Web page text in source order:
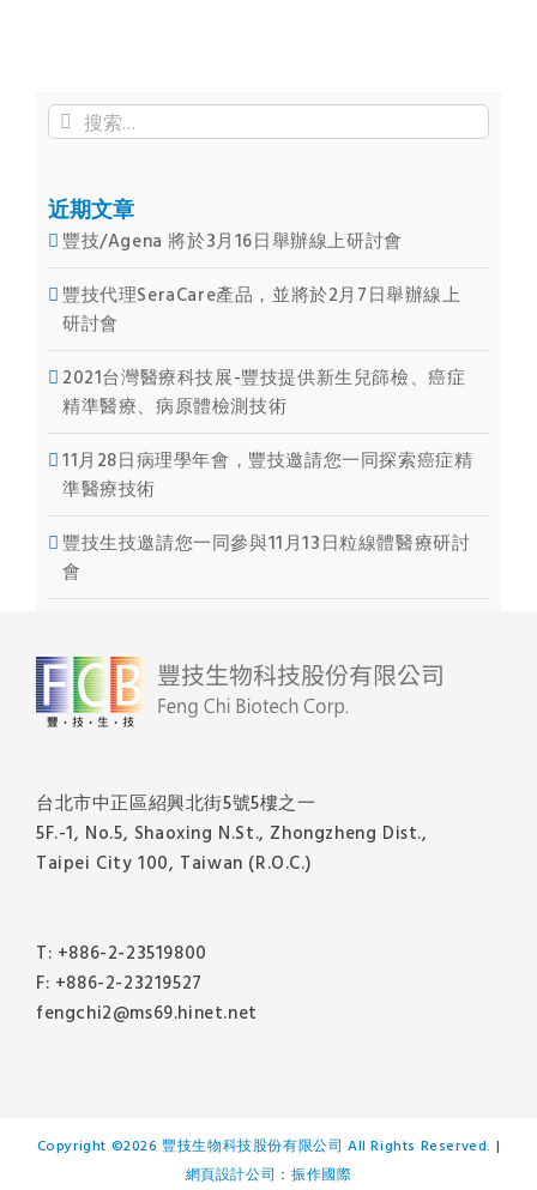
搜
索
果：
近期文章
豐技/Agena 將於3月16日舉辦線上研討會
豐技代理SeraCare產品，並將於2月7日舉辦線上
研討會
2021台灣醫療科技展-豐技提供新生兒篩檢、癌症
精準醫療、病原體檢測技術
11月28日病理學年會，豐技邀請您一同探索癌症精
準醫療技術
豐技生技邀請您一同參與11月13日粒線體醫療研討
會
台北市中正區紹興北街5號5樓之一
5F.-1, No.5, Shaoxing N.St., Zhongzheng Dist.,
Taipei City 100, Taiwan (R.O.C.)
T: +886-2-23519800
F: +886-2-23219527
fengchi2@ms69.hinet.net
Copyright ©2026 豐技生物科技股份有限公司 All Rights Reserved. |
網頁設計公司 ： 振作國際